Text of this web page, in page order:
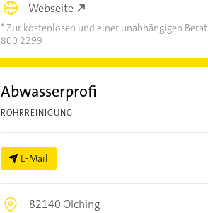
Webseite
Zur kostenlosen und einer unabhängigen
800 2299
Abwasserprofi
ROHRREINIGUNG
E-Mail
82140 Olching